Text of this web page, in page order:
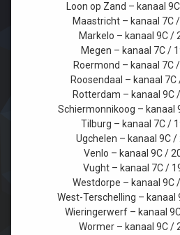
Loon op Zand – kanaal
Maastricht – kanaal 7C
Markelo – kanaal 9C /
Megen – kanaal 7C /
Roermond – kanaal 7C
Roosendaal – kanaal
Rotterdam – kanaal 9C
Schiermonnikoog – kanaal
Tilburg – kanaal 7C /
Ugchelen – kanaal 9C /
Venlo – kanaal 9C /
Vught – kanaal 7C /
Westdorpe – kanaal 9C
West-Terschelling – kanaal
Wieringerwerf – kanaal
Wormer – kanaal 9C /